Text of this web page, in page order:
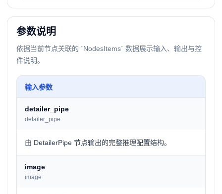
参数说明
依据当前节点关联的 `NodesItems` 数据展示输入、输出与控
件说明。
输入参数
detailer_pipe
detailer_pipe
由 DetailerPipe 节点输出的完整推理配置结构。
image
image